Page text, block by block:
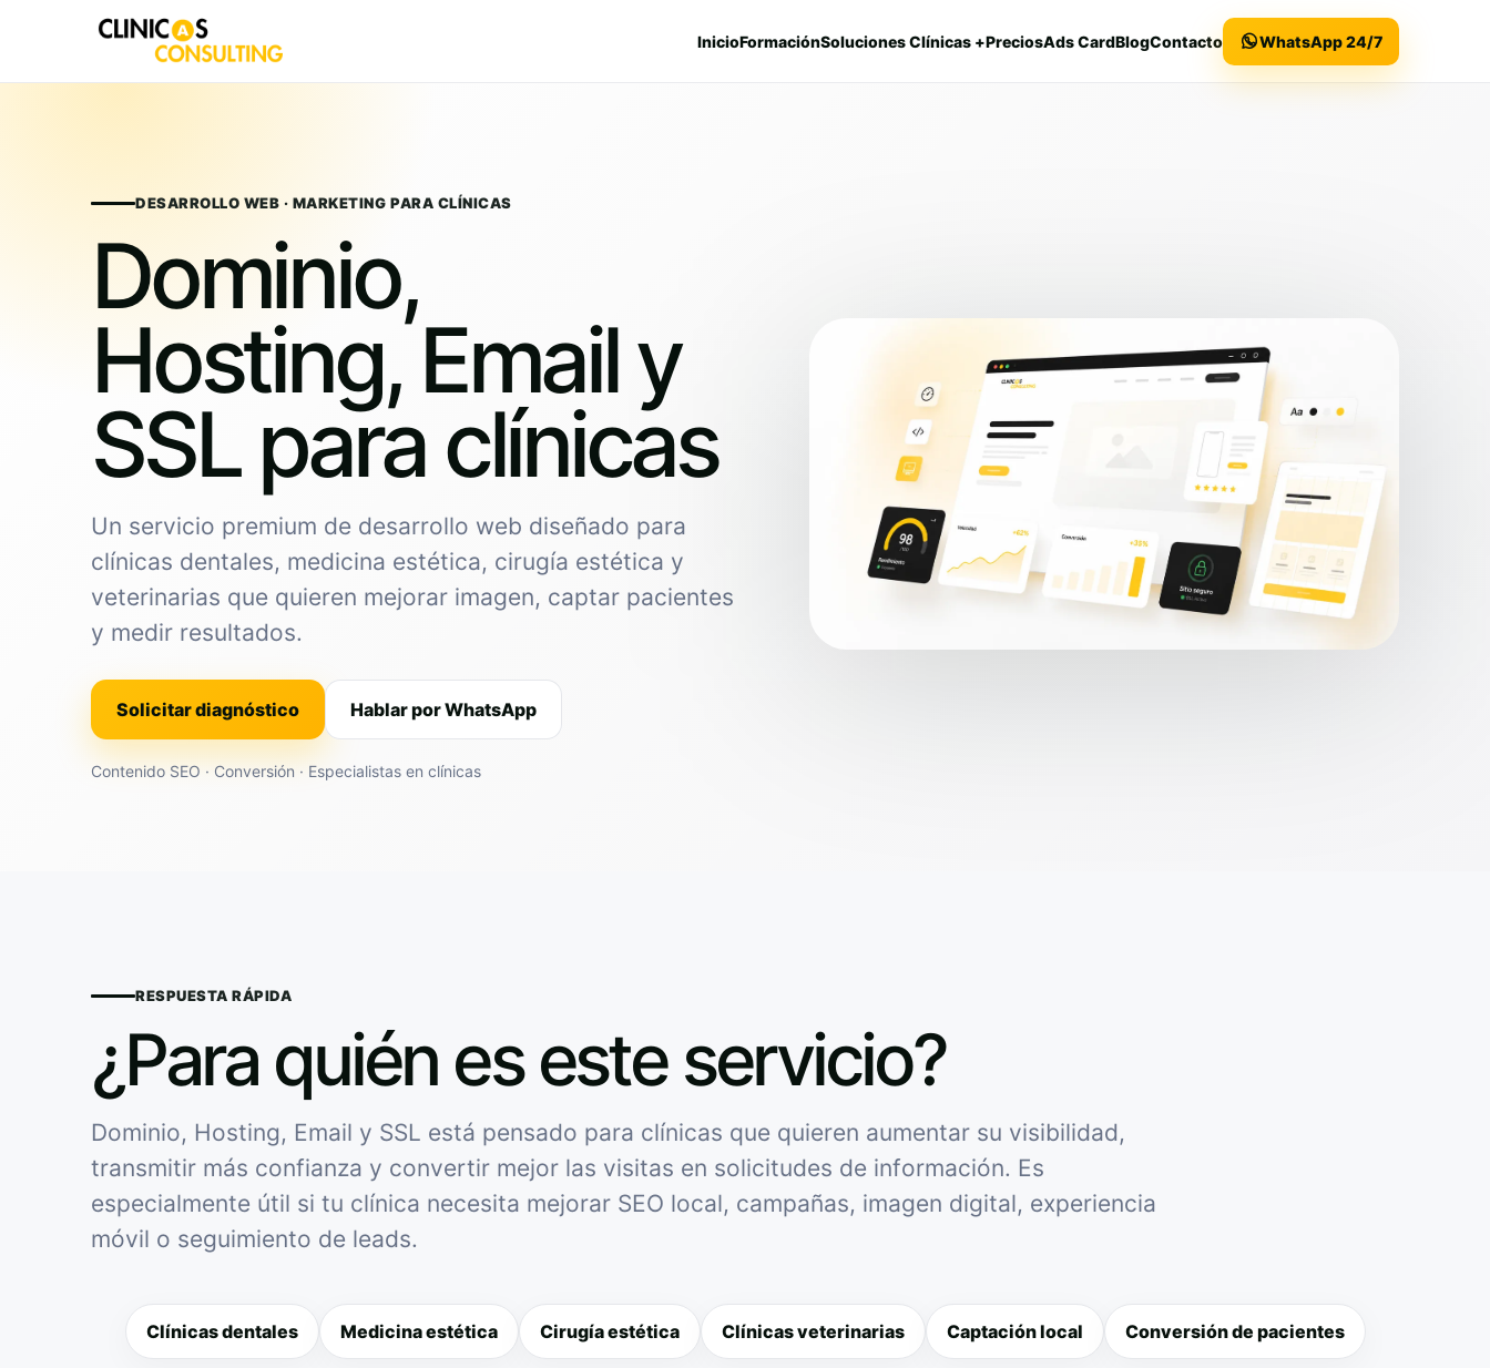
InicioFormaciónSoluciones Clínicas +PreciosAds CardBlogContacto WhatsApp 24/7
DESARROLLO WEB · MARKETING PARA CLÍNICAS
Dominio,
Hosting, Email y
SSL para clínicas
Un servicio premium de desarrollo web diseñado para
clínicas dentales, medicina estética, cirugía estética y
veterinarias que quieren mejorar imagen, captar pacientes
y medir resultados.
Solicitar diagnóstico Hablar por WhatsApp
Contenido SEO · Conversión · Especialistas en clínicas
RESPUESTA RÁPIDA
¿Para quién es este servicio?
Dominio, Hosting, Email y SSL está pensado para clínicas que quieren aumentar su visibilidad,
transmitir más confianza y convertir mejor las visitas en solicitudes de información. Es
especialmente útil si tu clínica necesita mejorar SEO local, campañas, imagen digital, experiencia
móvil o seguimiento de leads.
Clínicas dentales Medicina estética Cirugía estética Clínicas veterinarias Captación local Conversión de pacientes